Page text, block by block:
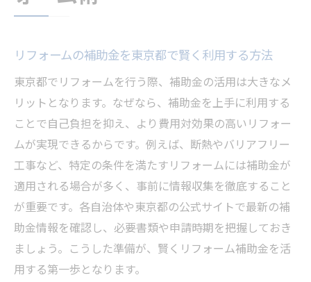
するコツ
ム提案
おしゃれと機能性を両立したリフォーム実
践術
東京都で選ばれる高コスパリフォーム事例
評判を見極めるリフォーム会社の選択法
リフォーム会社の評判を見極めるポイント
とは
口コミとランキングで判断する選び方のコ
ツ
リフォームの補助金を東京都で賢く利用する方法
東京都でリフォームを行う際、補助金の活用は大きなメ
リットとなります。なぜなら、補助金を上手に利用する
ことで自己負担を抑え、より費用対効果の高いリフォー
ムが実現できるからです。例えば、断熱やバリアフリー
工事など、特定の条件を満たすリフォームには補助金が
適用される場合が多く、事前に情報収集を徹底すること
が重要です。各自治体や東京都の公式サイトで最新の補
助金情報を確認し、必要書類や申請時期を把握しておき
ましょう。こうした準備が、賢くリフォーム補助金を活
用する第一歩となります。